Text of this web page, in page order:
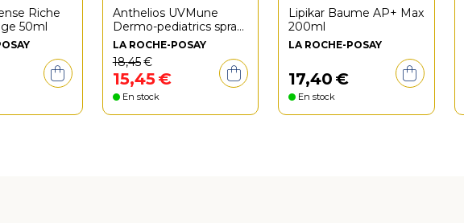
Riche
50ml
Anthelios UVMune
Dermo-pediatrics spray
invisible sans parfum
200ml
LA ROCHE-POSAY
18,45€
15,45€
En stock
Lipikar Baume AP+ Max
200ml
LA ROCHE-POSAY
17,40 €
En stock